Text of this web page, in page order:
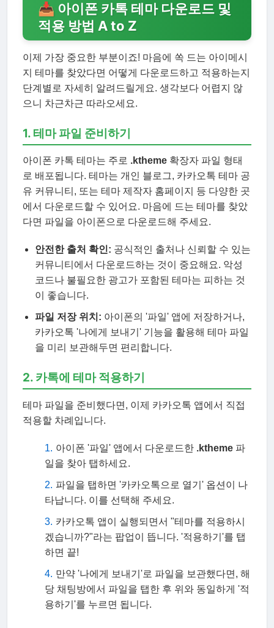
📥 아이폰 카톡 테마 다운로드 및
적용 방법 A to Z
이제 가장 중요한 부분이죠! 마음에 쏙 드는 아이메시
지 테마를 찾았다면 어떻게 다운로드하고 적용하는지
단계별로 자세히 알려드릴게요. 생각보다 어렵지 않
으니 차근차근 따라오세요.
1. 테마 파일 준비하기
아이폰 카톡 테마는 주로 .ktheme확장자 파일 형태
로 배포됩니다. 테마는 개인 블로그, 카카오톡 테마 공
유 커뮤니티, 또는 테마 제작자 홈페이지 등 다양한 곳
에서 다운로드할 수 있어요. 마음에 드는 테마를 찾았
다면 파일을 아이폰으로 다운로드해 주세요.
안전한 출처 확인: 공식적인 출처나 신뢰할 수 있는
커뮤니티에서 다운로드하는 것이 중요해요. 악성
코드나 불필요한 광고가 포함된 테마는 피하는 것
이 좋습니다.
파일 저장 위치: 아이폰의 '파일' 앱에 저장하거나,
카카오톡 '나에게 보내기' 기능을 활용해 테마 파일
을 미리 보관해두면 편리합니다.
2. 카톡에 테마 적용하기
테마 파일을 준비했다면, 이제 카카오톡 앱에서 직접
적용할 차례입니다.
아이폰 '파일' 앱에서 다운로드한 .ktheme파
일을 찾아 탭하세요.
파일을 탭하면 '카카오톡으로 열기' 옵션이 나
타납니다. 이를 선택해 주세요.
카카오톡 앱이 실행되면서 "테마를 적용하시
겠습니까?"라는 팝업이 뜹니다. '적용하기'를 탭
하면 끝!
만약 '나에게 보내기'로 파일을 보관했다면, 해
당 채팅방에서 파일을 탭한 후 위와 동일하게 '적
용하기'를 누르면 됩니다.